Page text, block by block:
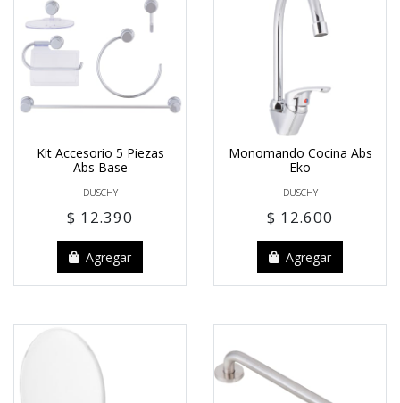
Kit Accesorio 5 Piezas
Abs Base
DUSCHY
$ 12.390
Agregar
Monomando Cocina Abs
Eko
DUSCHY
$ 12.600
Agregar